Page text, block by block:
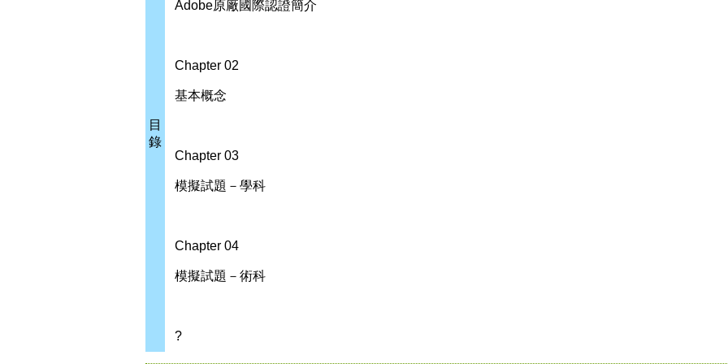
目
錄
Adobe原廠國際認證簡介
Chapter 02
基本概念
Chapter 03
模擬試題－學科
Chapter 04
模擬試題－術科
?